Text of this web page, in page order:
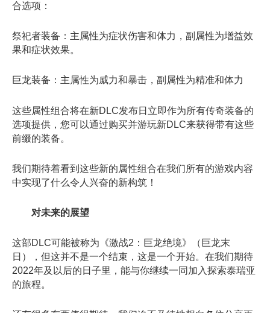
合选项：
祭祀者装备：主属性为症状伤害和体力，副属性为增益效
果和症状效果。
巨龙装备：主属性为威力和暴击，副属性为精准和体力
这些属性组合将在新DLC发布日立即作为所有传奇装备的
选项提供，您可以通过购买并游玩新DLC来获得带有这些
前缀的装备。
我们期待着看到这些新的属性组合在我们所有的游戏内容
中实现了什么令人兴奋的新构筑！
对未来的展望
这部DLC可能被称为《激战2：巨龙绝境》（巨龙末
日），但这并不是一个结束，这是一个开始。在我们期待
2022年及以后的日子里，能与你继续一同加入探索泰瑞亚
的旅程。